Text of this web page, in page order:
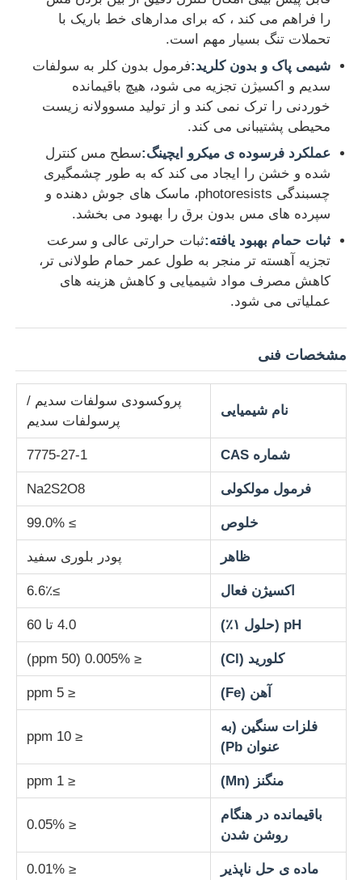
دربارهی ما
کارخانه تور
کنترل کیفیت
تماس با ما
اخبار
همه موارد
پرسولفات ها
افزودنی های نفتی
پرکننده شیمیایی
مواد شیمیایی فرآیند معدنی
مواد افزودنی مواد غذایی
مواد شیمیایی متالورژیک
مواد اولیه الکترونیک
عامل های تصفیه آب
استفاده روزانه مواد شیمیایی
را فراهم می کند ، که برای مدارهای خط باریک با
تحملات تنگ بسیار مهم است.
شیمی پاک و بدون کلرید:فرمول بدون کلر به سولفات
سدیم و اکسیژن تجزیه می شود، هیچ باقیمانده
خوردنی را ترک نمی کند و از تولید مسوولانه زیست
محیطی پشتیبانی می کند.
عملکرد فرسوده ی میکرو ایچینگ:سطح مس کنترل
شده و خشن را ایجاد می کند که به طور چشمگیری
چسبندگی photoresists، ماسک های جوش دهنده و
سپرده های مس بدون برق را بهبود می بخشد.
ثبات حمام بهبود یافته:ثبات حرارتی عالی و سرعت
تجزیه آهسته تر منجر به طول عمر حمام طولانی تر،
کاهش مصرف مواد شیمیایی و کاهش هزینه های
عملیاتی می شود.
مشخصات فنی
نام شیمیایی
پروکسودی سولفات سدیم /
پرسولفات سدیم
شماره CAS 7775-27-1
فرمول مولکولی Na2S2O8
خلوص ≥ 99.0%
ظاهر پودر بلوری سفید
اکسیژن فعال ≥6.6٪
pH (حلول ۱٪) 4.0 تا 60
کلورید (Cl) ≤ 0.005% (50 ppm)
آهن (Fe) ≤ 5 ppm
فلزات سنگین (به
عنوان Pb)
≤ 10 ppm
منگنز (Mn) ≤ 1 ppm
باقیمانده در هنگام
روشن شدن
≤ 0.05%
ماده ی حل ناپذیر ≤ 0.01%